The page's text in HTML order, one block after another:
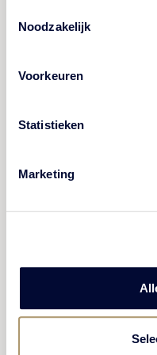
Noodzakelijk
Voorkeuren
Statistieken
Marketing
Een plaats